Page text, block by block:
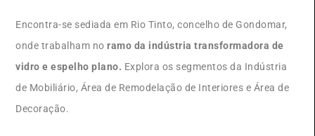
Encontra-se sediada em Rio Tinto, concelho de Gondomar,
onde trabalham noramo da indústria transformadora de
vidro e espelho plano. Explora os segmentos da Indústria
de Mobiliário, Área de Remodelação de Interiores e Área de
Decoração.